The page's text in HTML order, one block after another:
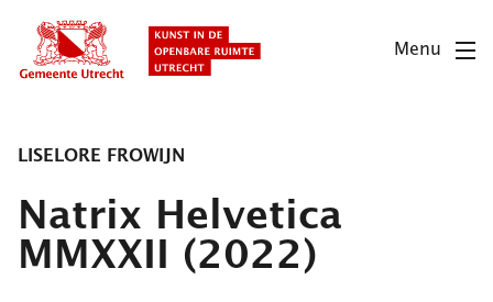
en
naar
gaan
Menu
LISELORE FROWIJN
Natrix Helvetica
MMXXII (2022)